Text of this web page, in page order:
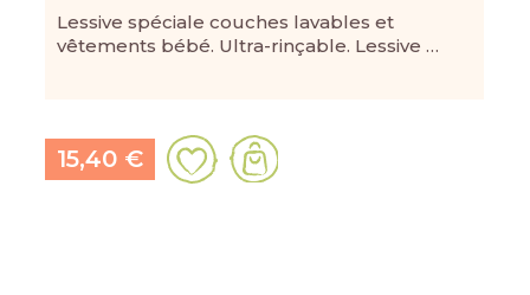
Lessive spéciale couches lavables et
vêtements bébé. Ultra-rinçable. Lessive …
15,40 €